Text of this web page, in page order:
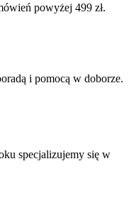
powyżej 499 zł.
i pomocą w doborze.
specjalizujemy się w